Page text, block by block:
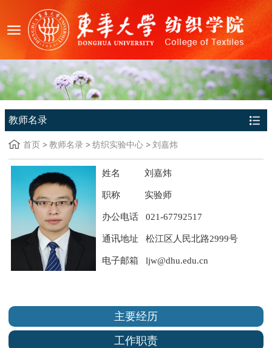
教师名录
首页 教师名录 纺织实验中心 刘嘉炜
姓名 刘嘉炜
职称 实验师
办公电话 021-67792517
通讯地址 松江区人民北路2999号
电子邮箱 ljw@dhu.edu.cn
主要经历
工作职责